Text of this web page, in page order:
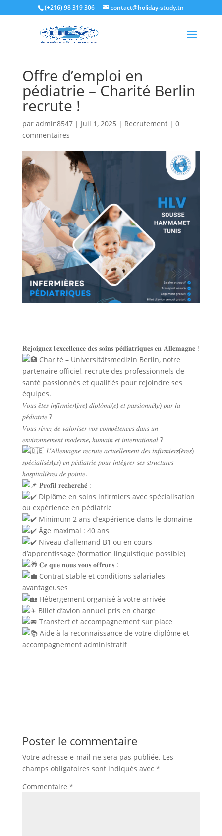
(+216) 98 319 306 contact@holiday-study.tn
Offre d’emploi en
pédiatrie – Charité Berlin
recrute !
par admin8547| Juil 1, 2025 | Recrutement| 0
commentaires
𝐑𝐞𝐣𝐨𝐢𝐠𝐧𝐞𝐳 𝐥’𝐞𝐱𝐜𝐞𝐥𝐥𝐞𝐧𝐜𝐞 𝐝𝐞𝐬 𝐬𝐨𝐢𝐧𝐬 𝐩𝐞́𝐝𝐢𝐚𝐭𝐫𝐢𝐪𝐮𝐞𝐬 𝐞𝐧 𝐀𝐥𝐥𝐞𝐦𝐚𝐠𝐧𝐞 !
Charité – Universitätsmedizin Berlin, notre
partenaire officiel, recrute des professionnels de
santé passionnés et qualifiés pour rejoindre ses
équipes.
𝑉𝑜𝑢𝑠 𝑒̂𝑡𝑒𝑠 𝑖𝑛𝑓𝑖𝑟𝑚𝑖𝑒𝑟(𝑒̀𝑟𝑒) 𝑑𝑖𝑝𝑙𝑜̂𝑚𝑒́(𝑒) 𝑒𝑡 𝑝𝑎𝑠𝑠𝑖𝑜𝑛𝑛𝑒́(𝑒) 𝑝𝑎𝑟 𝑙𝑎
𝑝𝑒́𝑑𝑖𝑎𝑡𝑟𝑖𝑒 ?
𝑉𝑜𝑢𝑠 𝑟𝑒̂𝑣𝑒𝑧 𝑑𝑒 𝑣𝑎𝑙𝑜𝑟𝑖𝑠𝑒𝑟 𝑣𝑜𝑠 𝑐𝑜𝑚𝑝𝑒́𝑡𝑒𝑛𝑐𝑒𝑠 𝑑𝑎𝑛𝑠 𝑢𝑛
𝑒𝑛𝑣𝑖𝑟𝑜𝑛𝑛𝑒𝑚𝑒𝑛𝑡 𝑚𝑜𝑑𝑒𝑟𝑛𝑒, ℎ𝑢𝑚𝑎𝑖𝑛 𝑒𝑡 𝑖𝑛𝑡𝑒𝑟𝑛𝑎𝑡𝑖𝑜𝑛𝑎𝑙 ?
𝐿’𝐴𝑙𝑙𝑒𝑚𝑎𝑔𝑛𝑒 𝑟𝑒𝑐𝑟𝑢𝑡𝑒 𝑎𝑐𝑡𝑢𝑒𝑙𝑙𝑒𝑚𝑒𝑛𝑡 𝑑𝑒𝑠 𝑖𝑛𝑓𝑖𝑟𝑚𝑖𝑒𝑟𝑠(𝑒̀𝑟𝑒𝑠)
𝑠𝑝𝑒́𝑐𝑖𝑎𝑙𝑖𝑠𝑒́𝑠(𝑒𝑠) 𝑒𝑛 𝑝𝑒́𝑑𝑖𝑎𝑡𝑟𝑖𝑒 𝑝𝑜𝑢𝑟 𝑖𝑛𝑡𝑒́𝑔𝑟𝑒𝑟 𝑠𝑒𝑠 𝑠𝑡𝑟𝑢𝑐𝑡𝑢𝑟𝑒𝑠
ℎ𝑜𝑠𝑝𝑖𝑡𝑎𝑙𝑖𝑒̀𝑟𝑒𝑠 𝑑𝑒 𝑝𝑜𝑖𝑛𝑡𝑒.
𝐏𝐫𝐨𝐟𝐢𝐥 𝐫𝐞𝐜𝐡𝐞𝐫𝐜𝐡𝐞́ :
Diplôme en soins infirmiers avec spécialisation
ou expérience en pédiatrie
Minimum 2 ans d’expérience dans le domaine
Âge maximal : 40 ans
Niveau d’allemand B1 ou en cours
d’apprentissage (formation linguistique possible)
𝐂𝐞 𝐪𝐮𝐞 𝐧𝐨𝐮𝐬 𝐯𝐨𝐮𝐬 𝐨𝐟𝐟𝐫𝐨𝐧𝐬 :
Contrat stable et conditions salariales
avantageuses
Hébergement organisé à votre arrivée
Billet d’avion annuel pris en charge
Transfert et accompagnement sur place
Aide à la reconnaissance de votre diplôme et
accompagnement administratif
Poster le commentaire
Votre adresse e-mail ne sera pas publiée. Les
champs obligatoires sont indiqués avec *
Commentaire *